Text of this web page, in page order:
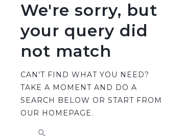
We're sorry, but
your query did
not match
CAN'T FIND WHAT YOU NEED?
TAKE A MOMENT AND DO A
SEARCH BELOW OR START FROM
OUR HOMEPAGE.